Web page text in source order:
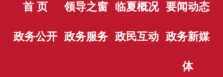
首 页 领导之窗 临夏概况 要闻动态
政务公开 政务服务 政民互动 政务新媒
体